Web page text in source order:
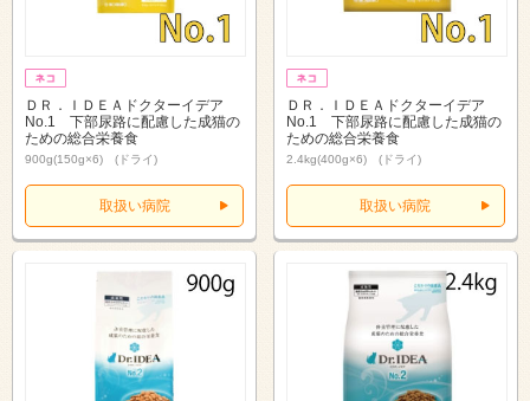
ＤＲ．ＩＤＥＡドクターイデア
No.1 下部尿路に配慮した成猫の
ための総合栄養食
900g(150g×6) (ドライ)
取扱い病院
ＤＲ．ＩＤＥＡドクターイデア
No.1 下部尿路に配慮した成猫の
ための総合栄養食
2.4kg(400g×6) (ドライ)
取扱い病院